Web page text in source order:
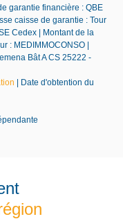
garantie financière : QBE
caisse de garantie : Tour
Cedex | Montant de la
: MEDIMMOCONSO |
Bât A CS 25222 -
| Date d'obtention du